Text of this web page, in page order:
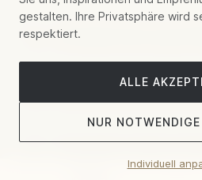
Schreiben Sie uns per
gestalten. Ihre Privatsphäre wird
respektiert.
ALLE
NUR
Individuell